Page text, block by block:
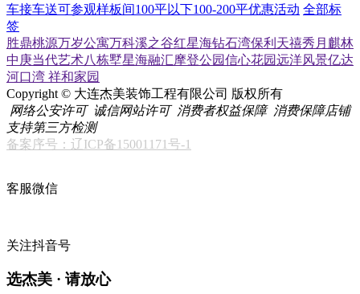
车接车送可参观样板间100平以下100-200平优惠活动 全部标
签
胜鼎桃源万岁公寓万科溪之谷红星海钻石湾保利天禧秀月麒林
中庚当代艺术八栋墅星海融汇摩登公园信心花园远洋风景亿达
河口湾 祥和家园
Copyright © 大连杰美装饰工程有限公司 版权所有
网络公安许可 诚信网站许可 消费者权益保障 消费保障店铺
支持第三方检测
备案序号：辽ICP备15001171号-1
客服微信
关注抖音号
选杰美 · 请放心